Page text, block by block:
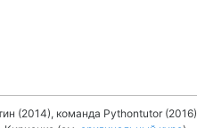
(2014), команда Pythontutor (2016)